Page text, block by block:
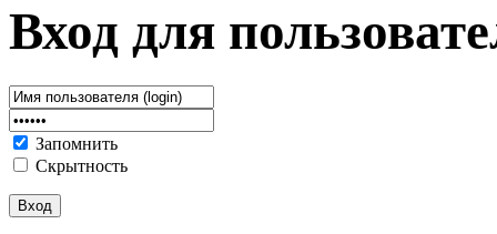
Вход для
Запомнить
Скрытность